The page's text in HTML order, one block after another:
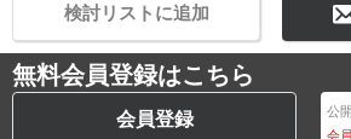
検討リストに追加
無料会員登録はこちら
会員登録 公
会